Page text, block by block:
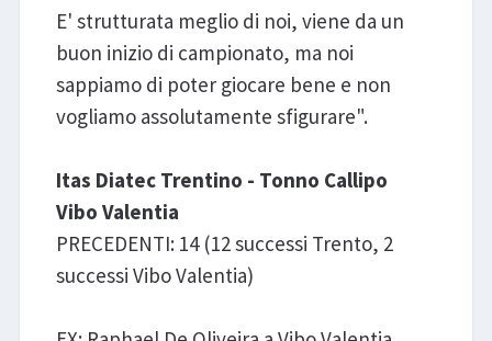
E' strutturata meglio di noi, viene da un
buon inizio di campionato, ma noi
sappiamo di poter giocare bene e non
vogliamo assolutamente sfigurare".
Itas Diatec Trentino - Tonno Callipo
Vibo Valentia
PRECEDENTI: 14 (12 successi Trento, 2
successi Vibo Valentia)